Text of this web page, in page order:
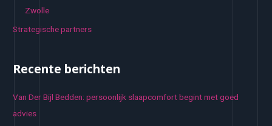
Zwolle
Strategische partners
Recente berichten
Van Der Bijl Bedden: persoonlijk slaapcomfort begint met goed
advies